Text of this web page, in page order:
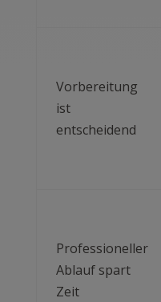
Vorbereitung
ist
entscheidend
Professioneller
Ablauf spart
Zeit